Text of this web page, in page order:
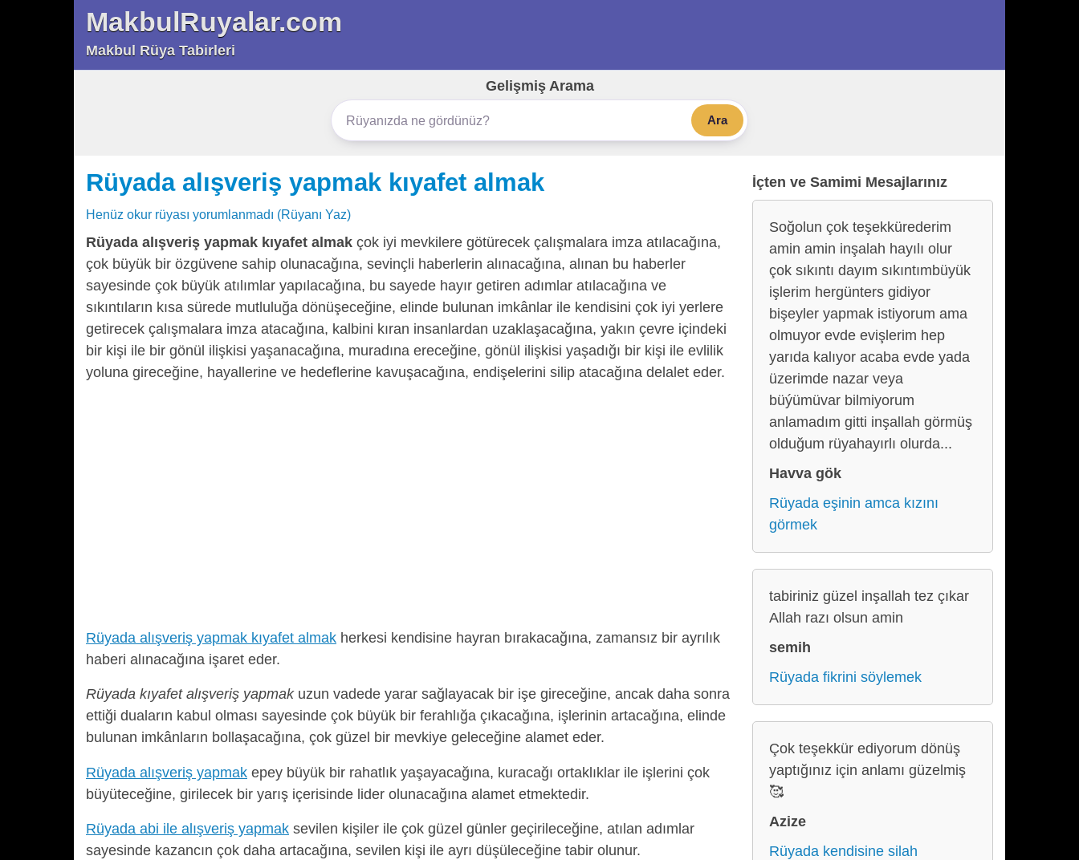
MakbulRuyalar.com
Makbul Rüya Tabirleri
Gelişmiş Arama
Ara
Rüyada alışveriş yapmak kıyafet almak
Henüz okur rüyası yorumlanmadı (Rüyanı Yaz)
Rüyada alışveriş yapmak kıyafet almak çok iyi mevkilere götürecek çalışmalara imza atılacağına,
çok büyük bir özgüvene sahip olunacağına, sevinçli haberlerin alınacağına, alınan bu haberler
sayesinde çok büyük atılımlar yapılacağına, bu sayede hayır getiren adımlar atılacağına ve
sıkıntıların kısa sürede mutluluğa dönüşeceğine, elinde bulunan imkânlar ile kendisini çok iyi yerlere
getirecek çalışmalara imza atacağına, kalbini kıran insanlardan uzaklaşacağına, yakın çevre içindeki
bir kişi ile bir gönül ilişkisi yaşanacağına, muradına ereceğine, gönül ilişkisi yaşadığı bir kişi ile evlilik
yoluna gireceğine, hayallerine ve hedeflerine kavuşacağına, endişelerini silip atacağına delalet eder.
Rüyada alışveriş yapmak kıyafet almak herkesi kendisine hayran bırakacağına, zamansız bir ayrılık
haberi alınacağına işaret eder.
Rüyada kıyafet alışveriş yapmakuzun vadede yarar sağlayacak bir işe gireceğine, ancak daha sonra
ettiği duaların kabul olması sayesinde çok büyük bir ferahlığa çıkacağına, işlerinin artacağına, elinde
bulunan imkânların bollaşacağına, çok güzel bir mevkiye geleceğine alamet eder.
Rüyada alışveriş yapmak epey büyük bir rahatlık yaşayacağına, kuracağı ortaklıklar ile işlerini çok
büyüteceğine, girilecek bir yarış içerisinde lider olunacağına alamet etmektedir.
Rüyada abi ile alışveriş yapmak sevilen kişiler ile çok güzel günler geçirileceğine, atılan adımlar
sayesinde kazancın çok daha artacağına, sevilen kişi ile ayrı düşüleceğine tabir olunur.
İçten ve Samimi Mesajlarınız
Soğolun çok teşekkürederim
amin amin inşalah hayılı olur
çok sıkıntı dayım sıkıntımbüyük
işlerim hergünters gidiyor
bişeyler yapmak istiyorum ama
olmuyor evde evişlerim hep
yarıda kalıyor acaba evde yada
üzerimde nazar veya
büýümüvar bilmiyorum
anlamadım gitti inşallah görmüş
olduğum rüyahayırlı olurda...
Havva gök
Rüyada eşinin amca kızını
görmek
tabiriniz güzel inşallah tez çıkar
Allah razı olsun amin
semih
Rüyada fikrini söylemek
Çok teşekkür ediyorum dönüş
yaptığınız için anlamı güzelmiş
🥰
Azize
Rüyada kendisine silah